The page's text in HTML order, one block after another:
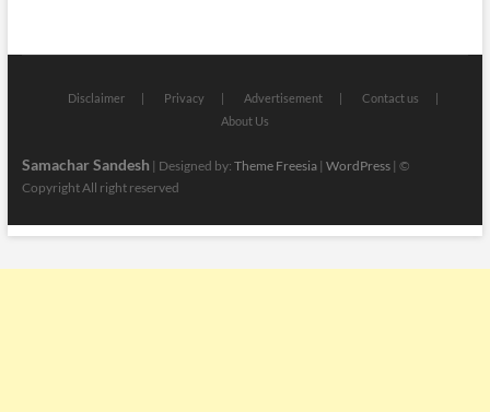
Disclaimer Privacy Advertisement
Contact us
About Us
Samachar Sandesh | Designed by: Theme Freesia| WordPress| ©
Copyright All right reserved